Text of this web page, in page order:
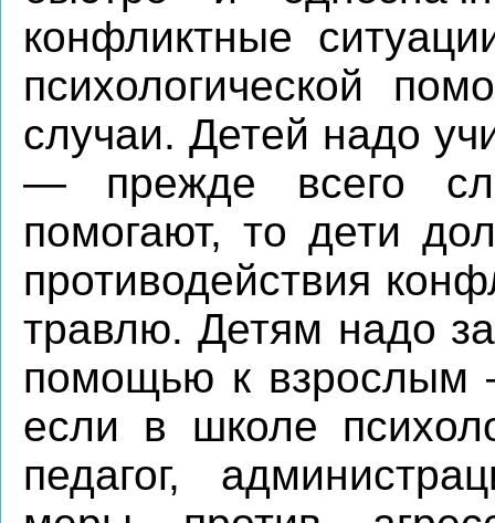
конфликтные
психологической
случаи. Детей надо
— прежде всего
помогают, то дети
противодействия
травлю. Детям надо
помощью к взрослым
если в школе
педагог,